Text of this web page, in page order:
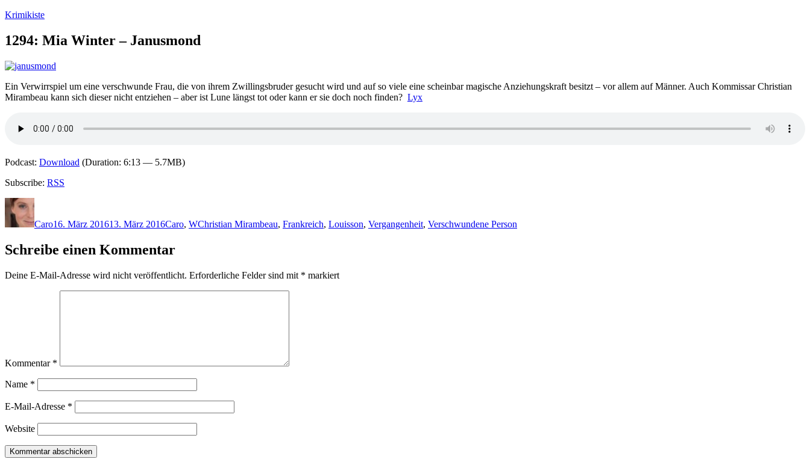
Zum
springen
Krimikiste
1294: Mia Winter – Janusmond
Ein Verwirrspiel um eine verschwunde Frau, die von ihrem Zwillingsbruder gesucht wird und auf so viele eine scheinbar magische Anziehungskraft besitzt – vor allem auf Männer. Auch Kommissar Christian
Mirambeau kann sich dieser nicht entziehen – aber ist Lune längst tot oder kann er sie doch noch finden? Lyx
Podcast: Download (Duration: 6:13 — 5.7MB)
Subscribe: RSS
Autor
Caro16. März 201613. März 2016Caro, WChristian Mirambeau, Frankreich, Louisson, Vergangenheit, Verschwundene Person
Schreibe einen Kommentar
Deine E-Mail-Adresse wird nicht veröffentlicht. Erforderliche Felder sind mit * markiert
Kommentar *
Name *
E-Mail-Adresse *
Website